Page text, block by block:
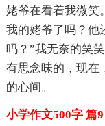
姥爷在看着我微笑
我的姥爷了吗？他
吗？”我无奈的笑
有思念味的，现在
的心间。
小学作文500字 篇9